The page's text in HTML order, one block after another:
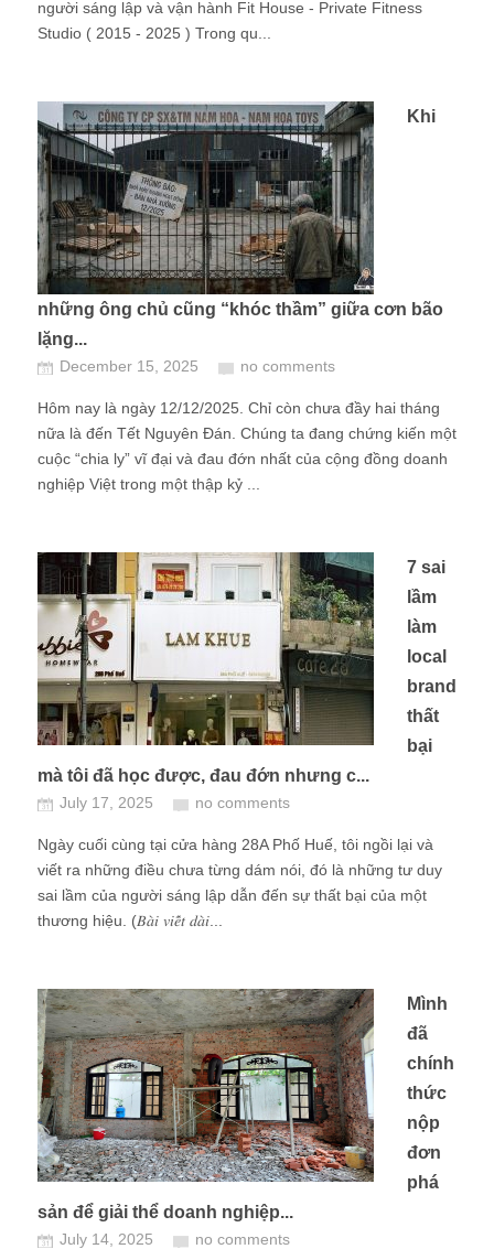
người sáng lập và vận hành Fit House - Private Fitness
Studio ( 2015 - 2025 ) Trong qu...
Khi
những ông chủ cũng “khóc thầm” giữa cơn bão
lặng...
December 15, 2025 no comments
Hôm nay là ngày 12/12/2025. Chỉ còn chưa đầy hai tháng
nữa là đến Tết Nguyên Đán. Chúng ta đang chứng kiến một
cuộc “chia ly” vĩ đại và đau đớn nhất của cộng đồng doanh
nghiệp Việt trong một thập kỷ ...
7 sai
lầm
làm
local
brand
thất
bại
mà tôi đã học được, đau đớn nhưng c...
July 17, 2025 no comments
Ngày cuối cùng tại cửa hàng 28A Phố Huế, tôi ngồi lại và
viết ra những điều chưa từng dám nói, đó là những tư duy
sai lầm của người sáng lập dẫn đến sự thất bại của một
thương hiệu. (𝐵𝑎̀𝑖 𝑣𝑖𝑒̂́𝑡 𝑑𝑎̀𝑖...
Mình
đã
chính
thức
nộp
đơn
phá
sản để giải thể doanh nghiệp...
July 14, 2025 no comments